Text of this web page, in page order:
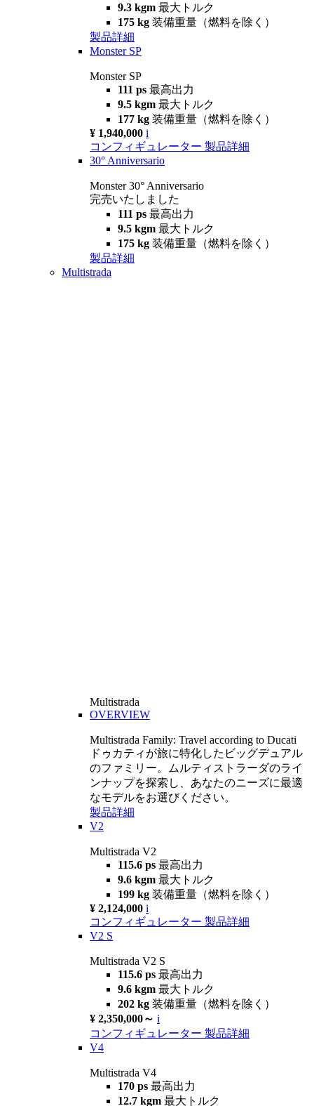
9.3 kgm 最大トルク
175 kg 装備重量（燃料を除く）
製品詳細
Monster SP
Monster SP
111 ps 最高出力
9.5 kgm 最大トルク
177 kg 装備重量（燃料を除く）
¥ 1,940,000 i
コンフィギュレーター 製品詳細
30° Anniversario
Monster 30° Anniversario
完売いたしました
111 ps 最高出力
9.5 kgm 最大トルク
175 kg 装備重量（燃料を除く）
製品詳細
Multistrada
Multistrada
OVERVIEW
Multistrada Family: Travel according to Ducati
ドゥカティが旅に特化したビッグデュアル
のファミリー。ムルティストラーダのライ
ンナップを探索し、あなたのニーズに最適
なモデルをお選びください。
製品詳細
V2
Multistrada V2
115.6 ps 最高出力
9.6 kgm 最大トルク
199 kg 装備重量（燃料を除く）
¥ 2,124,000 i
コンフィギュレーター 製品詳細
V2 S
Multistrada V2 S
115.6 ps 最高出力
9.6 kgm 最大トルク
202 kg 装備重量（燃料を除く）
¥ 2,350,000～ i
コンフィギュレーター 製品詳細
V4
Multistrada V4
170 ps 最高出力
12.7 kgm 最大トルク